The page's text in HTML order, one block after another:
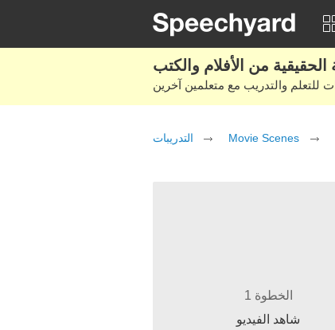
التدريبات Movie Scenes
الخطوة 1
شاهد الفيديو